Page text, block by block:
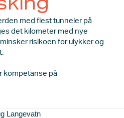
med flest tunneler på
det kilometer med nye
risikoen for ulykker og
kompetanse på
Langevatn